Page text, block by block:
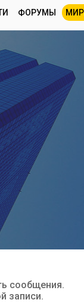
ФОРУМЫ
сообщения.
записи.